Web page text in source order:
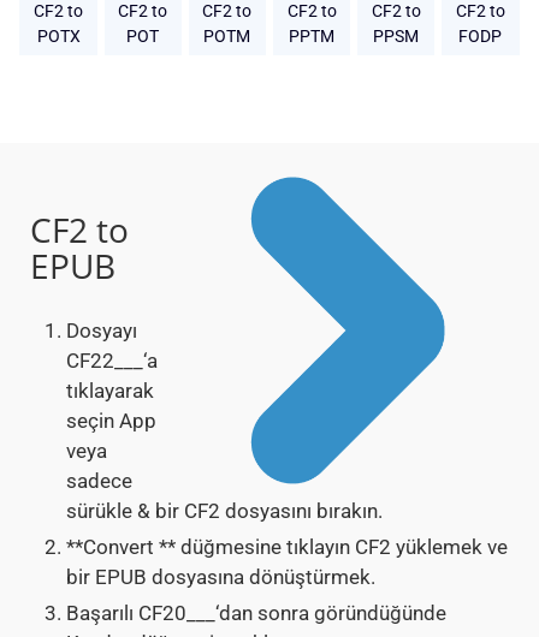
CF2 to
POTX
CF2 to
POT
CF2 to
POTM
CF2 to
PPTM
CF2 to
PPSM
CF2 to
FODP
CF2 to
EPUB
Dosyayı
CF22___‘a
tıklayarak
seçin App
veya
sadece
sürükle & bir CF2 dosyasını bırakın.
**Convert ** düğmesine tıklayın CF2 yüklemek ve
bir EPUB dosyasına dönüştürmek.
Başarılı CF20___‘dan sonra göründüğünde